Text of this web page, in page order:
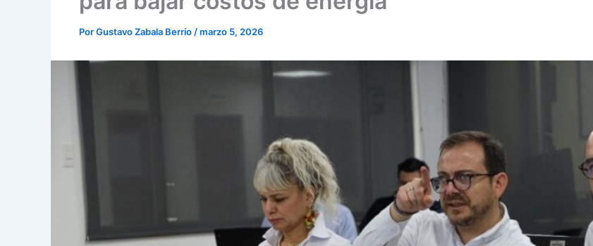
PorGustavo Zabala Berrío/marzo 5, 2026